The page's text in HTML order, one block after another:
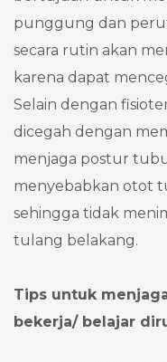
punggung dan
secara rutin akan
karena dapat
Selain dengan
dicegah dengan
menjaga postur
menyebabkan otot
sehingga tidak
tulang belakang.
Tips untuk
bekerja/ belajar